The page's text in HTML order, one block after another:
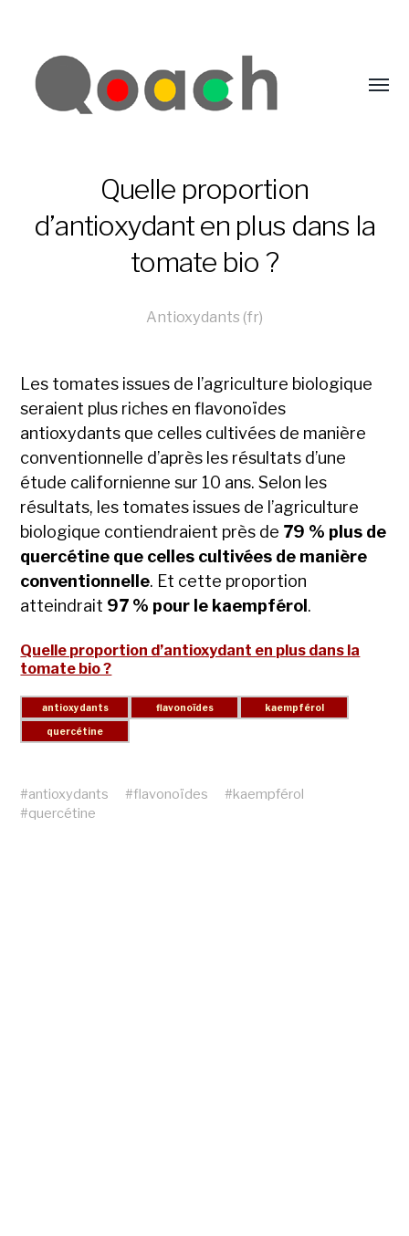
Quelle proportion
d’antioxydant en plus dans la
tomate bio ?
Antioxydants (fr)
Les tomates issues de l’agriculture biologique
seraient plus riches en flavonoïdes
antioxydants que celles cultivées de manière
conventionnelle d’après les résultats d’une
étude californienne sur 10 ans. Selon les
résultats, les tomates issues de l’agriculture
biologique contiendraient près de 79 % plus de
quercétine que celles cultivées de manière
conventionnelle. Et cette proportion
atteindrait 97 % pour le kaempférol .
Quelle proportion d’antioxydant en plus dans la
tomate bio ?
#antioxydants #flavonoïdes #kaempférol
#quercétine